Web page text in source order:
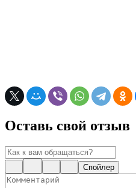
Оставь свой отзыв
Спойлер